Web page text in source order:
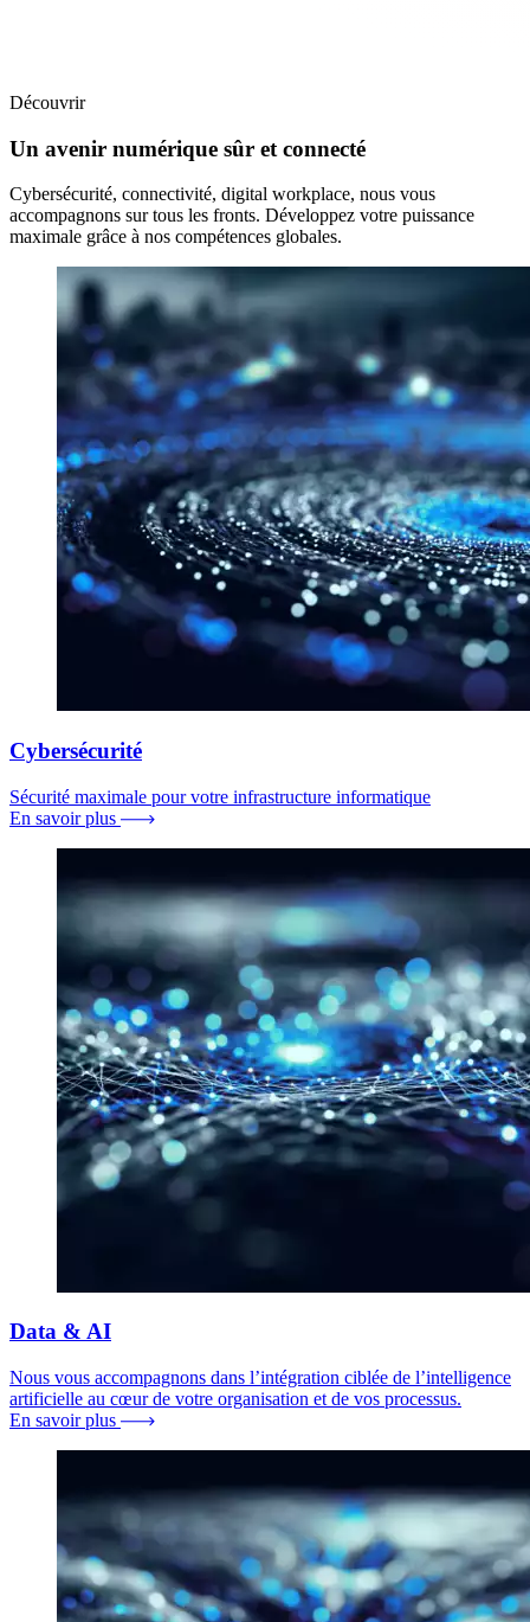
Découvrir
Un avenir numérique sûr et connecté
Cybersécurité, connectivité, digital workplace, nous vous
accompagnons sur tous les fronts. Développez votre puissance
maximale grâce à nos compétences globales.
Cybersécurité
Sécurité maximale pour votre infrastructure informatique
En savoir plus
Data & AI
Nous vous accompagnons dans l’intégration ciblée de l’intelligence
artificielle au cœur de votre organisation et de vos processus.
En savoir plus